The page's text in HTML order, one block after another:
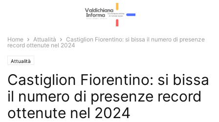
Home Attualità
Castiglion Fiorentino: si bissa il numero di presenze
record ottenute nel 2024
Attualità
Castiglion Fiorentino: si bissa
il numero di presenze record
ottenute nel 2024